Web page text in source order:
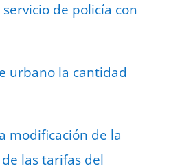
de policía con
urbano la cantidad
modificación de la
las tarifas del